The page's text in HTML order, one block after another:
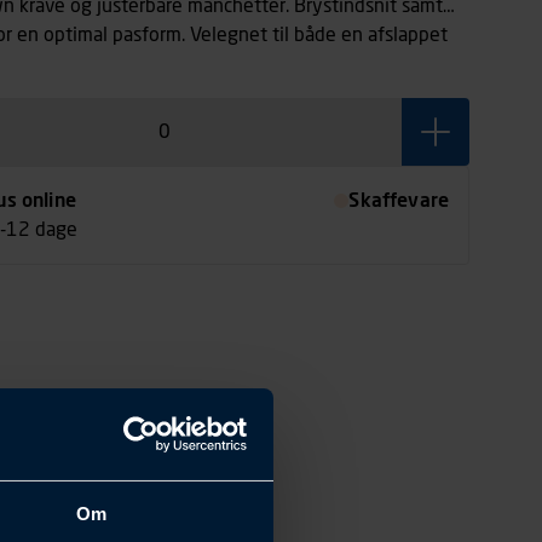
Om
krave og justérbare manchetter. Brystindsnit samt
en optimal pasform. Velegnet til både en afslappet
stil.
online
12 dage
Skaffevare